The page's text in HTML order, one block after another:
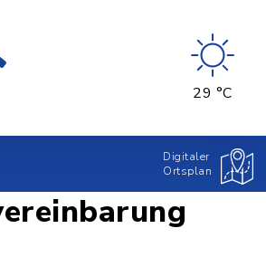
29 °C
Digitaler
Ortsplan